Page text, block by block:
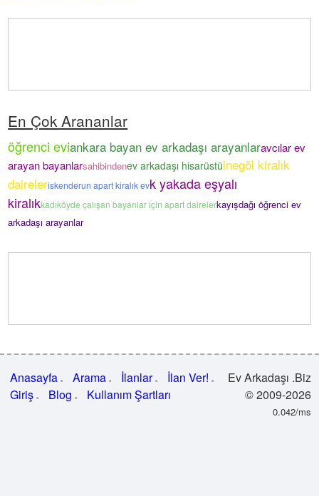
En Çok Arananlar
öğrenci eviankara bayan ev arkadaşı arayanlaravcılar ev
arayan bayanlarsahibindenev arkadaşı hisarüstüinegöl kiralık
daireleriskenderun apart kiralık evk yakada eşyalı
kiralıkkadıköyde çalışan bayanlar için apart dairelerkayışdağı öğrenci ev
arkadaşı arayanlar
Anasayfa Arama İlanlar
İlan Ver!
Giriş
Blog Kullanım Şartları
Ev Arkadaşı .Biz
© 2009-2026
0.042/ms